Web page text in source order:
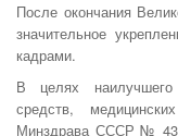
После окончания
значительное
кад­рами.
В целях
средств,
Минздрава СССР №